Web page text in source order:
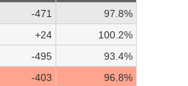
-471
97.8%
+24
100.2%
-495
93.4%
-403
96.8%